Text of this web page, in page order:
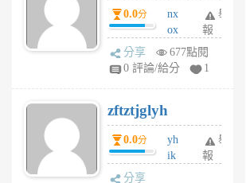
月
前
0.0分
nx
ox
rh
pe
月
前
舉
報
分享
677點閱
0 評論/給分
1
zftztjglyh
0.0分
yh
ik
舉
報
分享